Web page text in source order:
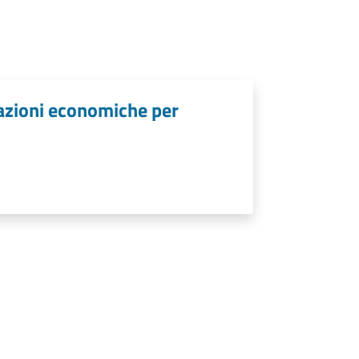
economiche per